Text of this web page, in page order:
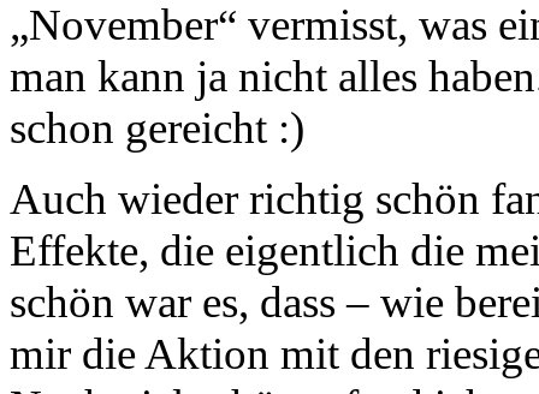
„November“ vermisst, was
man kann ja nicht alles
schon gereicht :)
Auch wieder richtig schön
Effekte, die eigentlich die
schön war es, dass – wie
mir die Aktion mit den